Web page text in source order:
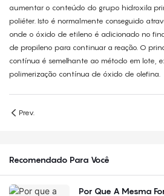
aumentar o conteúdo do grupo hidroxila
poliéter. Isto é normalmente conseguido
onde o óxido de etileno é adicionado no
de propileno para continuar a reação. O
contínua é semelhante ao método em lote,
polimerização contínua de óxido de olefina.
Prev.
Recomendado Para Você
Por Que A Mesma